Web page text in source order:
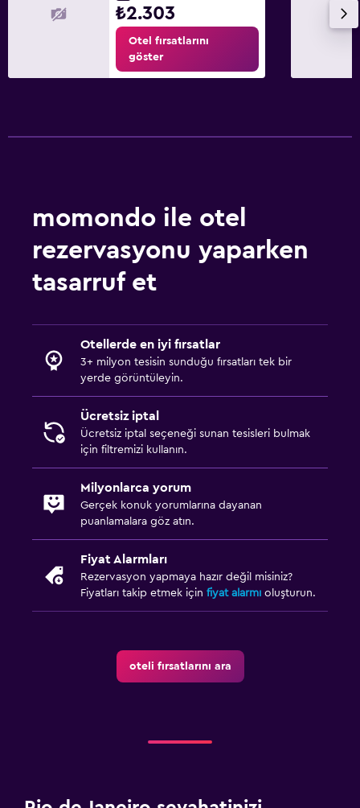
₺2.303
Otel fırsatlarını
göster
momondo ile otel
rezervasyonu yaparken
tasarruf et
Otellerde en iyi fırsatlar
3+ milyon tesisin sunduğu fırsatları tek bir
yerde görüntüleyin.
Ücretsiz iptal
Ücretsiz iptal seçeneği sunan tesisleri bulmak
için filtremizi kullanın.
Milyonlarca yorum
Gerçek konuk yorumlarına dayanan
puanlamalara göz atın.
Fiyat Alarmları
Rezervasyon yapmaya hazır değil misiniz?
Fiyatları takip etmek için fiyat alarmı oluşturun.
oteli fırsatlarını ara